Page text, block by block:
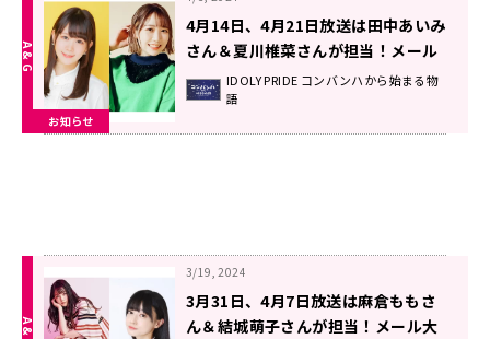
お知らせ
4月14日、4月21日放送は田中あいみ
さん＆夏川椎菜さんが担当！メール
大募集！！ 『IDOLY PRIDEコンバン
ハから始まる物語』
IDOLY PRIDE コンバンハから始まる物
語
3/19, 2024
3月31日、4月7日放送は麻倉ももさ
ん＆結城萌子さんが担当！メール大